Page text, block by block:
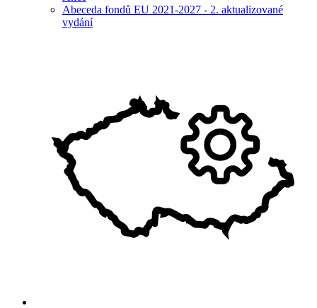
Abeceda fondů EU 2021-2027 - 2. aktualizované
vydání